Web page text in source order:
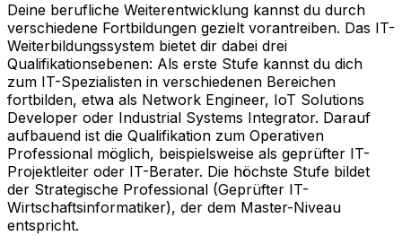
Deine berufliche Weiterentwicklung kannst du durch
verschiedene Fortbildungen gezielt vorantreiben. Das IT-
Weiterbildungssystem bietet dir dabei drei
Qualifikationsebenen: Als erste Stufe kannst du dich
zum IT-Spezialisten in verschiedenen Bereichen
fortbilden, etwa als Network Engineer, IoT Solutions
Developer oder Industrial Systems Integrator. Darauf
aufbauend ist die Qualifikation zum Operativen
Professional möglich, beispielsweise als geprüfter IT-
Projektleiter oder IT-Berater. Die höchste Stufe bildet
der Strategische Professional (Geprüfter IT-
Wirtschaftsinformatiker), der dem Master-Niveau
entspricht.